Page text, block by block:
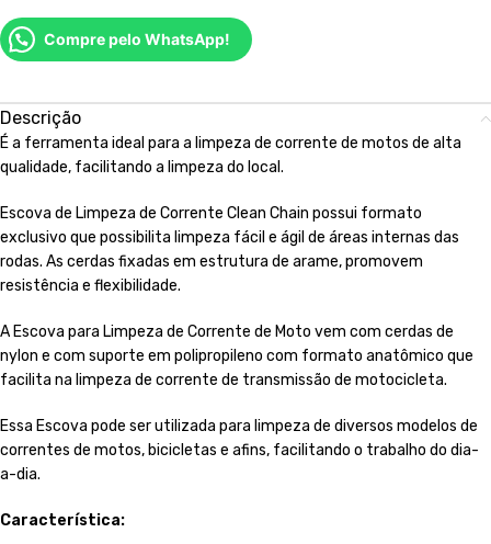
Compre pelo WhatsApp!
Descrição
É a ferramenta ideal para a limpeza de corrente de motos de alta
qualidade, facilitando a limpeza do local.
Escova de Limpeza de Corrente Clean Chain possui formato
exclusivo que possibilita limpeza fácil e ágil de áreas internas das
rodas. As cerdas fixadas em estrutura de arame, promovem
resistência e flexibilidade.
A Escova para Limpeza de Corrente de Moto vem com cerdas de
nylon e com suporte em polipropileno com formato anatômico que
facilita na limpeza de corrente de transmissão de motocicleta.
Essa Escova pode ser utilizada para limpeza de diversos modelos de
correntes de motos, bicicletas e afins, facilitando o trabalho do dia-
a-dia.
Característica: